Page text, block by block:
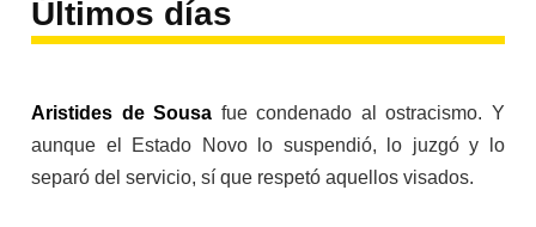
Últimos días
Aristides de Sousa fue condenado al ostracismo. Y
aunque el Estado Novo lo suspendió, lo juzgó y lo
separó del servicio, sí que respetó aquellos visados.